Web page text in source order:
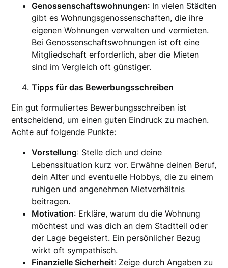
Genossenschaftswohnungen: In vielen Städten
gibt es Wohnungsgenossenschaften, die ihre
eigenen Wohnungen verwalten und vermieten.
Bei Genossenschaftswohnungen ist oft eine
Mitgliedschaft erforderlich, aber die Mieten
sind im Vergleich oft günstiger.
Tipps für das Bewerbungsschreiben
Ein gut formuliertes Bewerbungsschreiben ist
entscheidend, um einen guten Eindruck zu machen.
Achte auf folgende Punkte:
Vorstellung: Stelle dich und deine
Lebenssituation kurz vor. Erwähne deinen Beruf,
dein Alter und eventuelle Hobbys, die zu einem
ruhigen und angenehmen Mietverhältnis
beitragen.
Motivation: Erkläre, warum du die Wohnung
möchtest und was dich an dem Stadtteil oder
der Lage begeistert. Ein persönlicher Bezug
wirkt oft sympathisch.
Finanzielle Sicherheit: Zeige durch Angaben zu